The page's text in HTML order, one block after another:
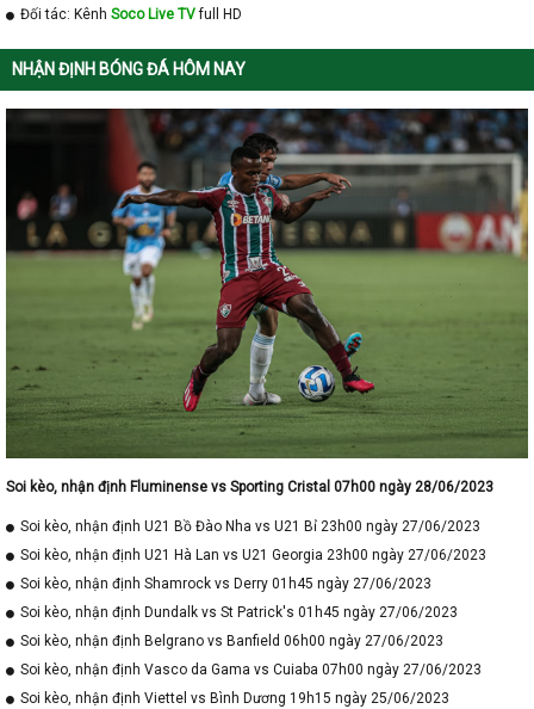
Đối tác: Kênh Soco Live TVfull HD
NHẬN ĐỊNH BÓNG ĐÁ HÔM NAY
Soi kèo, nhận định Fluminense vs Sporting Cristal 07h00 ngày 28/06/2023
Soi kèo, nhận định U21 Bồ Đào Nha vs U21 Bỉ 23h00 ngày 27/06/2023
Soi kèo, nhận định U21 Hà Lan vs U21 Georgia 23h00 ngày 27/06/2023
Soi kèo, nhận định Shamrock vs Derry 01h45 ngày 27/06/2023
Soi kèo, nhận định Dundalk vs St Patrick's 01h45 ngày 27/06/2023
Soi kèo, nhận định Belgrano vs Banfield 06h00 ngày 27/06/2023
Soi kèo, nhận định Vasco da Gama vs Cuiaba 07h00 ngày 27/06/2023
Soi kèo, nhận định Viettel vs Bình Dương 19h15 ngày 25/06/2023